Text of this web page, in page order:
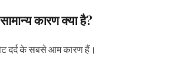
कारण क्या है?
दर्द के सबसे आम कारण हैं।